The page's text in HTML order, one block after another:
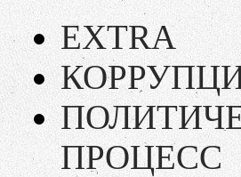
EXTRA
ПРОЦЕСС